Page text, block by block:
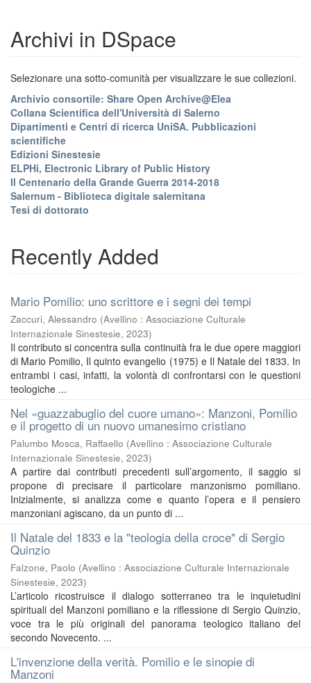
Archivi in DSpace
Selezionare una sotto-comunità per visualizzare le sue collezioni.
Archivio consortile: Share Open Archive@Elea
Collana Scientifica dell'Università di Salerno
Dipartimenti e Centri di ricerca UniSA. Pubblicazioni
scientifiche
Edizioni Sinestesie
ELPHi, Electronic Library of Public History
Il Centenario della Grande Guerra 2014-2018
Salernum - Biblioteca digitale salernitana
Tesi di dottorato
Recently Added
Mario Pomilio: uno scrittore e i segni dei tempi
Zaccuri, Alessandro (Avellino : Associazione Culturale
Internazionale Sinestesie, 2023)
Il contributo si concentra sulla continuità fra le due opere maggiori
di Mario Pomilio, Il quinto evangelio (1975) e Il Natale del 1833. In
entrambi i casi, infatti, la volontà di confrontarsi con le questioni
teologiche ...
Nel «guazzabuglio del cuore umano»: Manzoni, Pomilio
e il progetto di un nuovo umanesimo cristiano
Palumbo Mosca, Raffaello (Avellino : Associazione Culturale
Internazionale Sinestesie, 2023)
A partire dai contributi precedenti sull’argomento, il saggio si
propone di precisare il particolare manzonismo pomiliano.
Inizialmente, si analizza come e quanto l’opera e il pensiero
manzoniani agiscano, da un punto di ...
Il Natale del 1833 e la "teologia della croce" di Sergio
Quinzio
Falzone, Paolo (Avellino : Associazione Culturale Internazionale
Sinestesie, 2023)
L’articolo ricostruisce il dialogo sotterraneo tra le inquietudini
spirituali del Manzoni pomiliano e la riflessione di Sergio Quinzio,
voce tra le più originali del panorama teologico italiano del
secondo Novecento. ...
L'invenzione della verità. Pomilio e le sinopie di
Manzoni